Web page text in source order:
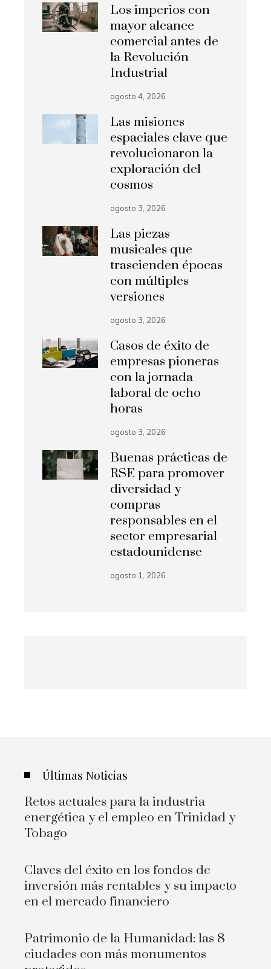
Los imperios con
mayor alcance
comercial antes de
la Revolución
Industrial
agosto 4, 2026
Las misiones
espaciales clave que
revolucionaron la
exploración del
cosmos
agosto 3, 2026
Las piezas
musicales que
trascienden épocas
con múltiples
versiones
agosto 3, 2026
Casos de éxito de
empresas pioneras
con la jornada
laboral de ocho
horas
agosto 3, 2026
Buenas prácticas de
RSE para promover
diversidad y
compras
responsables en el
sector empresarial
estadounidense
agosto 1, 2026
Últimas Noticias
Retos actuales para la industria
energética y el empleo en Trinidad y
Tobago
Claves del éxito en los fondos de
inversión más rentables y su impacto
en el mercado financiero
Patrimonio de la Humanidad: las 8
ciudades con más monumentos